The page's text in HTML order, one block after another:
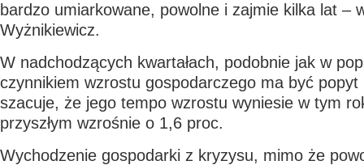
bardzo umiarkowane, powolne i zajmie kilka lat –
Wyżnikiewicz.
W nadchodzących kwartałach, podobnie jak w
czynnikiem wzrostu gospodarczego ma być popyt
szacuje, że jego tempo wzrostu wyniesie w tym
przyszłym wzrośnie o 1,6 proc.
Wychodzenie gospodarki z kryzysu, mimo że